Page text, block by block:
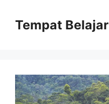
contentTempat Belajar